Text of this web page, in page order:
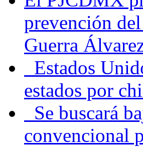
prevención
Guerra
Estados
estados por
Se buscará
convencional